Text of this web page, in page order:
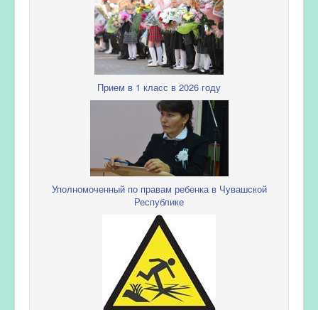
Прием в 1 класс в 2026 году
Уполномоченный по правам ребенка в Чувашской
Республике